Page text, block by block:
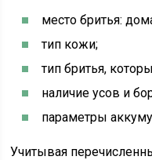
место бритья:
тип кожи;
тип бритья,
наличие усов и
параметры
Учитывая